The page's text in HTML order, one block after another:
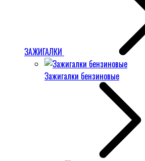
ЗАЖИГАЛКИ
Зажигалки бензиновые